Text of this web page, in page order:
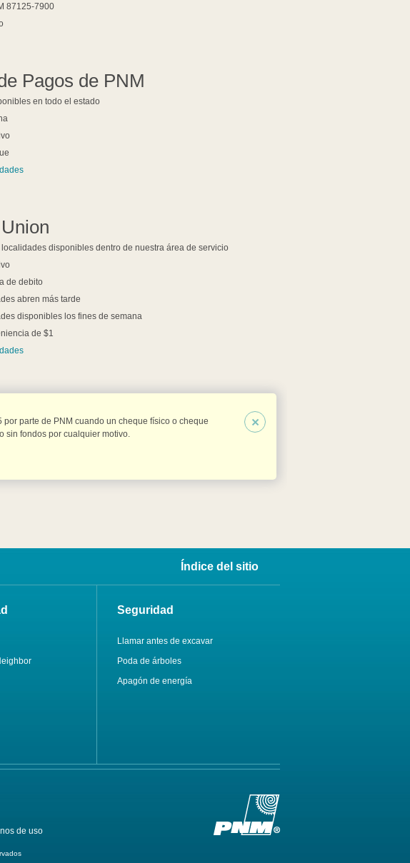
87125-7900
Pagos de PNM
en todo el estado
localidades disponibles dentro de nuestra área de servicio
de debito
abren más tarde
disponibles los fines de semana
de $1
por parte de PNM cuando un cheque físico o cheque
sin fondos por cualquier motivo.
×
Índice del sitio
Seguridad
Llamar antes de excavar
Poda de árboles
Apagón de energía
de uso